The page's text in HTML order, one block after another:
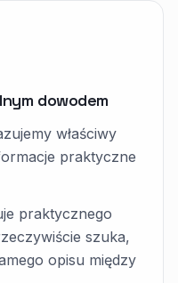
dowodem
właściwy
praktyczne
praktycznego
szuka,
opisu między